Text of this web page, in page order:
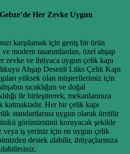
Her Zevke Uygun
karşılamak için geniş bir ürün
modern tasarımlardan, özel ahşap
zevke ve ihtiyaca uygun çelik kapı
Ahşap Desenli Lüks Çelik Kapı
yüksek olan müşterilerimiz için
sıcaklığını ve doğal
ile birleştirerek, mekanlarınıza
katmaktadır. Her bir çelik kapı
standartlarına uygun olarak üretilir
görünümünü koruyacak şekilde
veya iş yeriniz için en uygun çelik
destek alabilir, ihtiyaçlarınıza